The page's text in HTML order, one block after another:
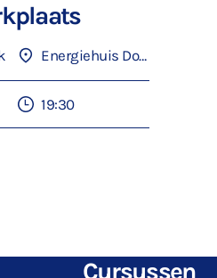
Energiehuis Dordrecht
19:30
Cursussen